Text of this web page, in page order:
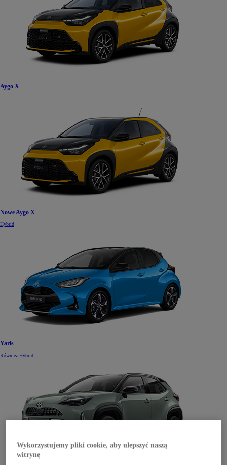
Aygo X
Nowe Aygo X
Hybrid
Yaris
Również Hybrid
Wykorzystujemy pliki cookie, aby ulepszyć naszą
witrynę